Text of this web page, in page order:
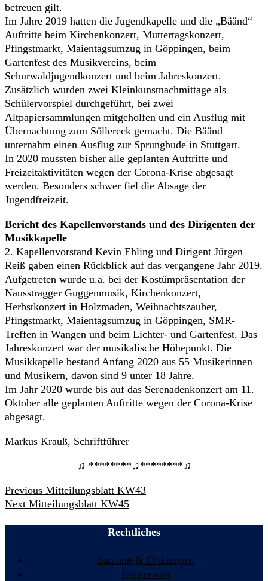
betreuen gilt.
Im Jahre 2019 hatten die Jugendkapelle und die „Bäänd“
Auftritte beim Kirchenkonzert, Muttertagskonzert,
Pfingstmarkt, Maientagsumzug in Göppingen, beim
Gartenfest des Musikvereins, beim
Schurwaldjugendkonzert und beim Jahreskonzert.
Zusätzlich wurden zwei Kleinkunstnachmittage als
Schülervorspiel durchgeführt, bei zwei
Altpapiersammlungen mitgeholfen und ein Ausflug mit
Übernachtung zum Söllereck gemacht. Die Bäänd
unternahm einen Ausflug zur Sprungbude in Stuttgart.
In 2020 mussten bisher alle geplanten Auftritte und
Freizeitaktivitäten wegen der Corona-Krise abgesagt
werden. Besonders schwer fiel die Absage der
Jugendfreizeit.
Bericht des Kapellenvorstands und des Dirigenten der
Musikkapelle
2. Kapellenvorstand Kevin Ehling und Dirigent Jürgen
Reiß gaben einen Rückblick auf das vergangene Jahr 2019.
Aufgetreten wurde u.a. bei der Kostümpräsentation der
Nausstragger Guggenmusik, Kirchenkonzert,
Herbstkonzert in Holzmaden, Weihnachtszauber,
Pfingstmarkt, Maientagsumzug in Göppingen, SMR-
Treffen in Wangen und beim Lichter- und Gartenfest. Das
Jahreskonzert war der musikalische Höhepunkt. Die
Musikkapelle bestand Anfang 2020 aus 55 Musikerinnen
und Musikern, davon sind 9 unter 18 Jahre.
Im Jahr 2020 wurde bis auf das Serenadenkonzert am 11.
Oktober alle geplanten Auftritte wegen der Corona-Krise
abgesagt.
Markus Krauß, Schriftführer
♫ ********♫********♫
Beitrags-
Navigation
Previous Previous
post:
Mitteilungsblatt KW43
Next Next
Mitteilungsblatt KW45
Rechtliches
Satzung & Ordnungen
Impressum